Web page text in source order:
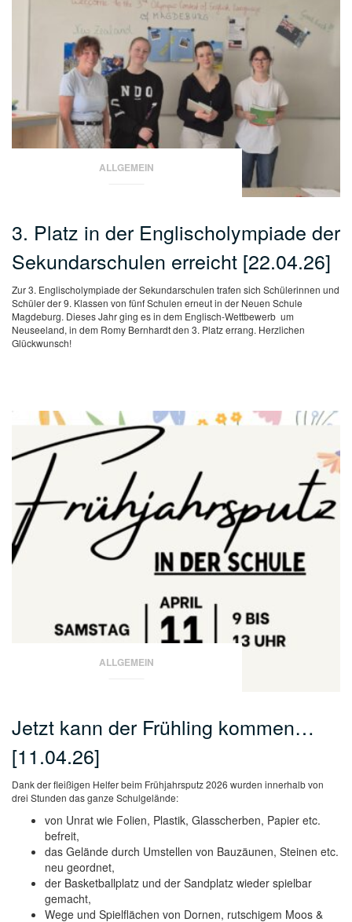
ALLGEMEIN
3. Platz in der Englischolympiade der
Sekundarschulen erreicht [22.04.26]
Zur 3. Englischolympiade der Sekundarschulen trafen sich Schülerinnen und
Schüler der 9. Klassen von fünf Schulen erneut in der Neuen Schule
Magdeburg. Dieses Jahr ging es in dem Englisch-Wettbewerb um
Neuseeland, in dem Romy Bernhardt den 3. Platz errang. Herzlichen
Glückwunsch!
ALLGEMEIN
Jetzt kann der Frühling kommen…
[11.04.26]
Dank der fleißigen Helfer beim Frühjahrsputz 2026 wurden innerhalb von
drei Stunden das ganze Schulgelände:
von Unrat wie Folien, Plastik, Glasscherben, Papier etc.
befreit,
das Gelände durch Umstellen von Bauzäunen, Steinen etc.
neu geordnet,
der Basketballplatz und der Sandplatz wieder spielbar
gemacht,
Wege und Spielflächen von Dornen, rutschigem Moos &